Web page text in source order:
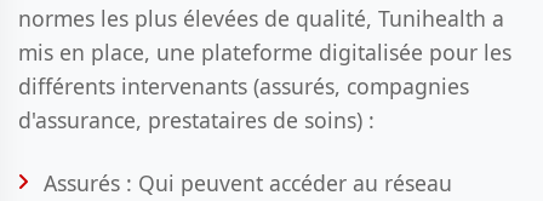
normes les plus élevées de qualité, Tunihealth a
mis en place, une plateforme digitalisée pour les
différents intervenants (assurés, compagnies
d'assurance, prestataires de soins) :
Assurés : Qui peuvent accéder au réseau